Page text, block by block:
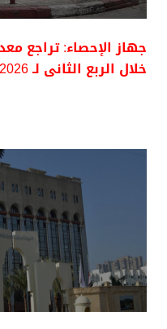
خلال الربع الثانى لـ 2026